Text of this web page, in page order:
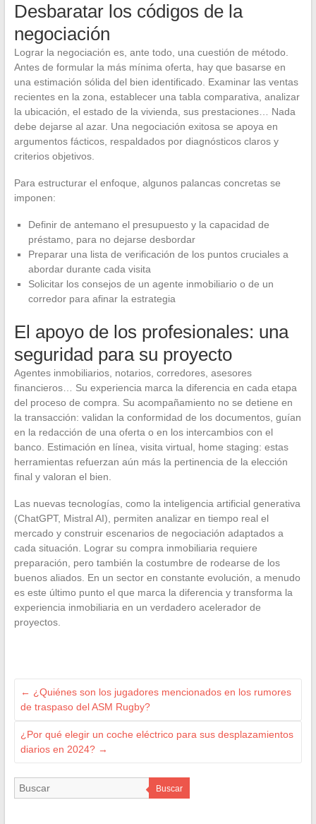
Desbaratar los códigos de la
negociación
Lograr la negociación es, ante todo, una cuestión de método.
Antes de formular la más mínima oferta, hay que basarse en
una estimación sólida del bien identificado. Examinar las ventas
recientes en la zona, establecer una tabla comparativa, analizar
la ubicación, el estado de la vivienda, sus prestaciones… Nada
debe dejarse al azar. Una negociación exitosa se apoya en
argumentos fácticos, respaldados por diagnósticos claros y
criterios objetivos.
Para estructurar el enfoque, algunos palancas concretas se
imponen:
Definir de antemano el presupuesto y la capacidad de
préstamo, para no dejarse desbordar
Preparar una lista de verificación de los puntos cruciales a
abordar durante cada visita
Solicitar los consejos de un agente inmobiliario o de un
corredor para afinar la estrategia
El apoyo de los profesionales: una
seguridad para su proyecto
Agentes inmobiliarios, notarios, corredores, asesores
financieros… Su experiencia marca la diferencia en cada etapa
del proceso de compra. Su acompañamiento no se detiene en
la transacción: validan la conformidad de los documentos, guían
en la redacción de una oferta o en los intercambios con el
banco. Estimación en línea, visita virtual, home staging: estas
herramientas refuerzan aún más la pertinencia de la elección
final y valoran el bien.
Las nuevas tecnologías, como la inteligencia artificial generativa
(ChatGPT, Mistral AI), permiten analizar en tiempo real el
mercado y construir escenarios de negociación adaptados a
cada situación. Lograr su compra inmobiliaria requiere
preparación, pero también la costumbre de rodearse de los
buenos aliados. En un sector en constante evolución, a menudo
es este último punto el que marca la diferencia y transforma la
experiencia inmobiliaria en un verdadero acelerador de
proyectos.
← ¿Quiénes son los jugadores mencionados en los rumores
de traspaso del ASM Rugby?
¿Por qué elegir un coche eléctrico para sus desplazamientos
diarios en 2024? →
Buscar